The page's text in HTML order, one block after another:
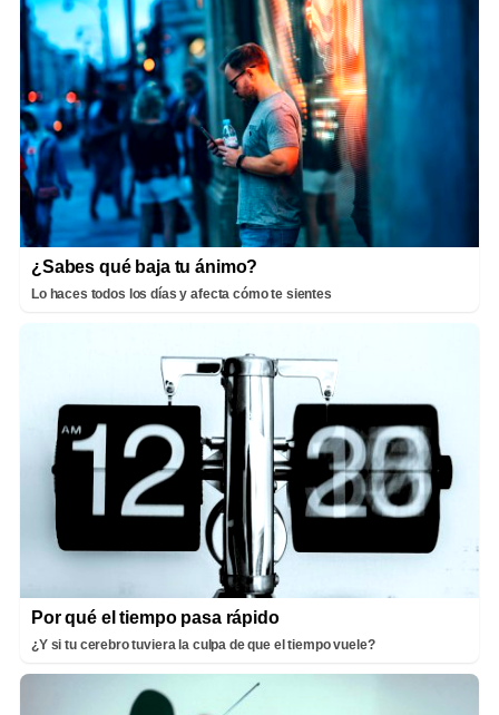
¿Sabes qué baja tu ánimo?
Lo haces todos los días y afecta cómo te sientes
Por qué el tiempo pasa rápido
¿Y si tu cerebro tuviera la culpa de que el tiempo vuele?